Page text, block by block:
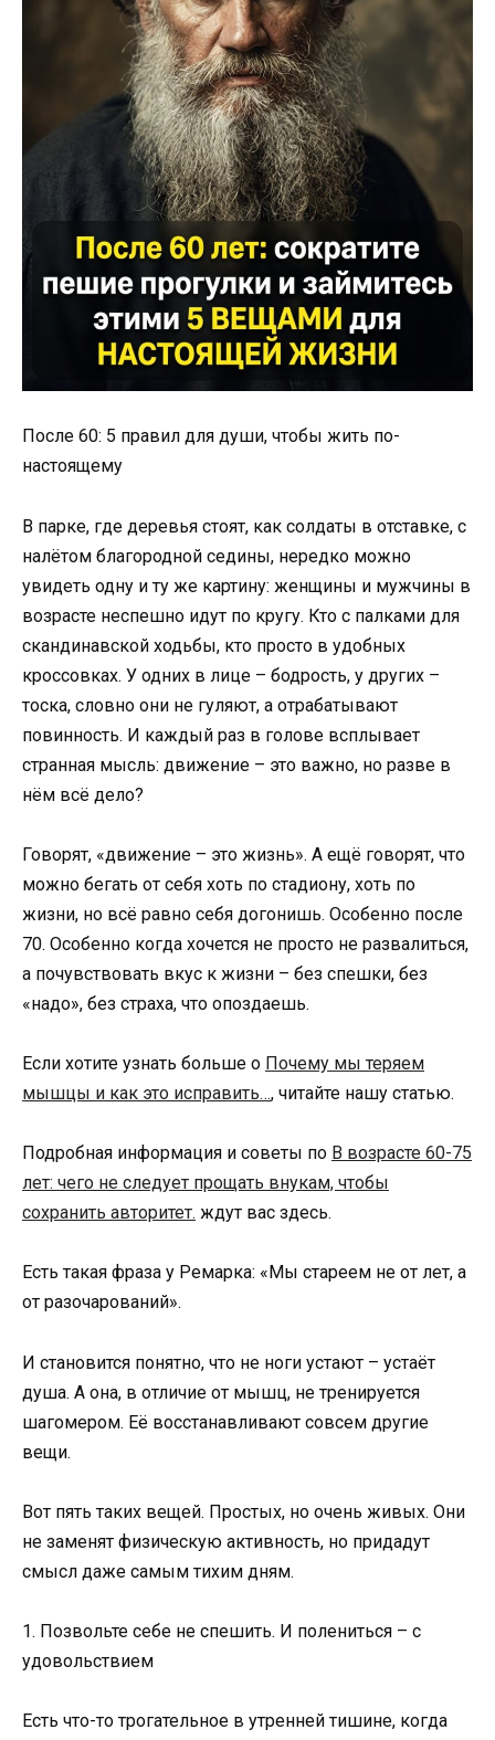
После 60: 5 правил для души, чтобы жить по-
настоящему
В парке, где деревья стоят, как солдаты в отставке, с
налётом благородной седины, нередко можно
увидеть одну и ту же картину: женщины и мужчины в
возрасте неспешно идут по кругу. Кто с палками для
скандинавской ходьбы, кто просто в удобных
кроссовках. У одних в лице – бодрость, у других –
тоска, словно они не гуляют, а отрабатывают
повинность. И каждый раз в голове всплывает
странная мысль: движение – это важно, но разве в
нём всё дело?
Говорят, «движение – это жизнь». А ещё говорят, что
можно бегать от себя хоть по стадиону, хоть по
жизни, но всё равно себя догонишь. Особенно после
70. Особенно когда хочется не просто не развалиться,
а почувствовать вкус к жизни – без спешки, без
«надо», без страха, что опоздаешь.
Если хотите узнать больше о Почему мы теряем
мышцы и как это исправить…, читайте нашу статью.
Подробная информация и советы по В возрасте 60-75
лет: чего не следует прощать внукам, чтобы
сохранить авторитет. ждут вас здесь.
Есть такая фраза у Ремарка: «Мы стареем не от лет, а
от разочарований».
И становится понятно, что не ноги устают – устаёт
душа. А она, в отличие от мышц, не тренируется
шагомером. Её восстанавливают совсем другие
вещи.
Вот пять таких вещей. Простых, но очень живых. Они
не заменят физическую активность, но придадут
смысл даже самым тихим дням.
1. Позвольте себе не спешить. И полениться – с
удовольствием
Есть что-то трогательное в утренней тишине, когда